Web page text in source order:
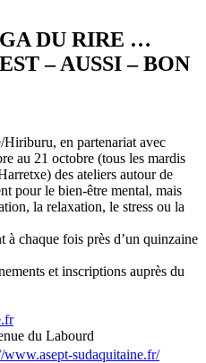
DU RIRE …
– AUSSI – BON
en partenariat avec
au 21 octobre (tous les mardis
des ateliers autour de
pour le bien-être mental, mais
la relaxation, le stress ou la
à chaque fois près d’un quinzaine
et inscriptions auprès du
du Labourd
www.asept-sudaquitaine.fr/